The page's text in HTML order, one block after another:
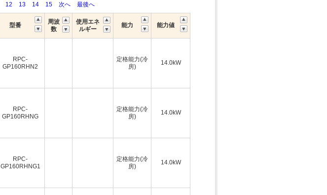
12 13 14 15 次へ 最後へ
型番
周波
数
使用エネ
ルギー
能力 能力値
RPC-
GP160RHN2
定格能力(冷
房)
14.0kW
RPC-
GP160RHNG
定格能力(冷
房)
14.0kW
RPC-
GP160RHNG1
定格能力(冷
房)
14.0kW